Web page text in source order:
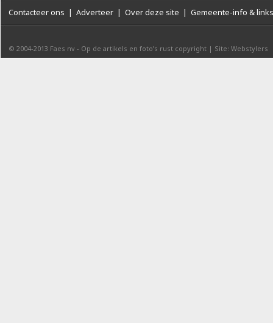
Contacteer ons | Adverteer | Over deze site | Gemeente-info & links
© 2004-2013 Faes nv - Op de artikels en foto’s rust copyright | Site: Webstylers